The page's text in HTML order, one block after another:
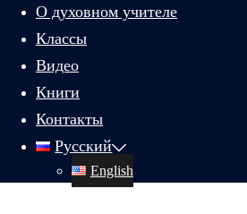
О духовном учителе
Классы
Видео
Книги
Контакты
Русский
English